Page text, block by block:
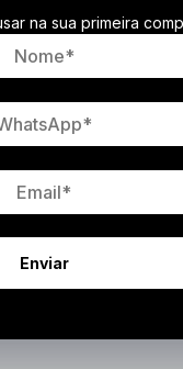
combina com
costura decorativa
completam o
artesanal tem.
na sua primeira
Enviar